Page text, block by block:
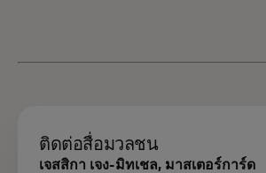
ติดต่อสื่อมวลชน
เจสสิกา เจง-มิทเชล, มาสเตอร์การ์ด